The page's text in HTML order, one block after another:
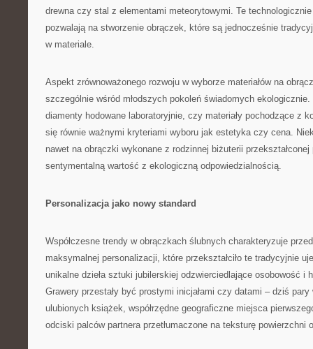
drewna czy stal z elementami meteorytowymi. Te
pozwalają na stworzenie obrączek, które są jednocześnie
w materiale.
Aspekt zrównoważonego rozwoju w wyborze materiałów na
szczególnie wśród młodszych pokoleń świadomych
diamenty hodowane laboratoryjnie, czy materiały pochodzące z
się równie ważnymi kryteriami wyboru jak estetyka czy cena.
nawet na obrączki wykonane z rodzinnej biżuterii
sentymentalną wartość z ekologiczną odpowiedzialnością.
Personalizacja jako nowy standard
Współczesne trendy w obrączkach ślubnych charakteryzuje
maksymalnej personalizacji, które przekształciło te tradycyjnie
unikalne dzieła sztuki jubilerskiej odzwierciedlające osobowość i
Grawery przestały być prostymi inicjałami czy datami – dziś
ulubionych książek, współrzędne geograficzne miejsca
odciski palców partnera przetłumaczone na teksturę powierzchni